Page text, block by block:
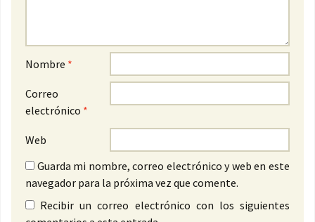
Nombre *
Correo
electrónico *
Web
Guarda mi nombre, correo electrónico y web en este
navegador para la próxima vez que comente.
Recibir un correo electrónico con los siguientes